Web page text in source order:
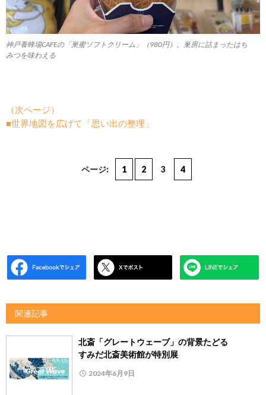
神戸養蜂場CAFEの「巣蜜ソフトクリーム」（980円）。巣房に詰まったはち
みつを味わえる
（次ページ）
■世界地図を広げて「思い出の整理」
ページ: 1 2 3 4
関連記事
北斎「グレートウェーブ」の背景たどる
すみだ北斎美術館が特別展
2024年6月9日